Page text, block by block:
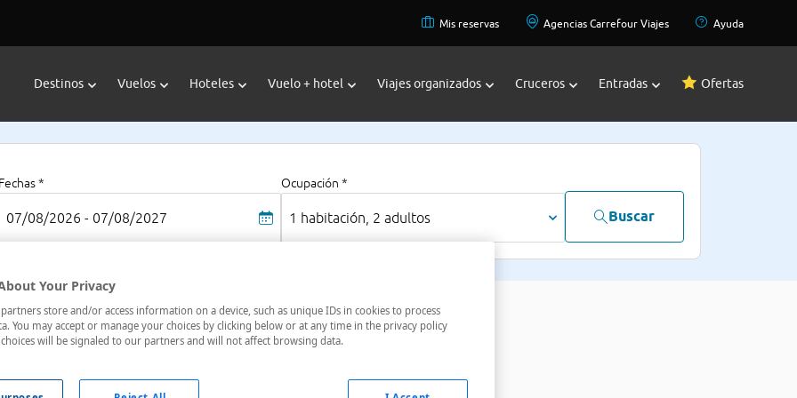
Mis reservas Agencias Carrefour Viajes Ayuda
Destinos Vuelos Hoteles Vuelo + hotel Viajes organizados Cruceros Entradas Ofertas
Fechas *
07/08/2026 - 07/08/2027
Ocupación *
1 habitación, 2 adultos Buscar
Nova Lima
en: 2 hoteles encontrados
Your Privacy
store and/or access information on a device, such as unique IDs in cookies to process
You may accept or manage your choices by clicking below or at any time in the privacy policy
choices will be signaled to our partners and will not affect browsing data.